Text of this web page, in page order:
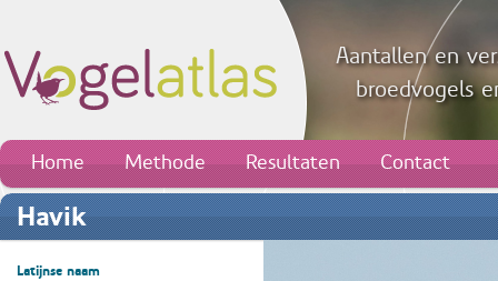
Aantallen en
broedvogels
Home Methode Resultaten Contact
Havik
Latijnse naam